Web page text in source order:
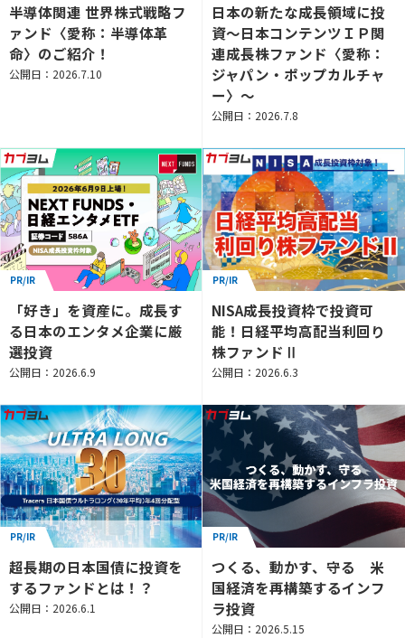
半導体関連 世界株式戦略フ
ァンド〈愛称：半導体革
命〉のご紹介！
公開日：2026.7.10
日本の新たな成長領域に投
資～日本コンテンツＩＰ関
連成長株ファンド〈愛称：
ジャパン・ポップカルチャ
ー〉～
公開日：2026.7.8
PR/IR
「好き」を資産に。成長す
る日本のエンタメ企業に厳
選投資
公開日：2026.6.9
PR/IR
NISA成長投資枠で投資可
能！日経平均高配当利回り
株ファンドⅡ
公開日：2026.6.3
PR/IR
超長期の日本国債に投資を
するファンドとは！？
公開日：2026.6.1
PR/IR
つくる、動かす、守る 米
国経済を再構築するインフ
ラ投資
公開日：2026.5.15